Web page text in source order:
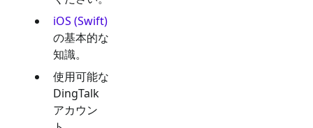
iOS (Swift)
の基本的な
知識。
使用可能な
DingTalk
アカウン